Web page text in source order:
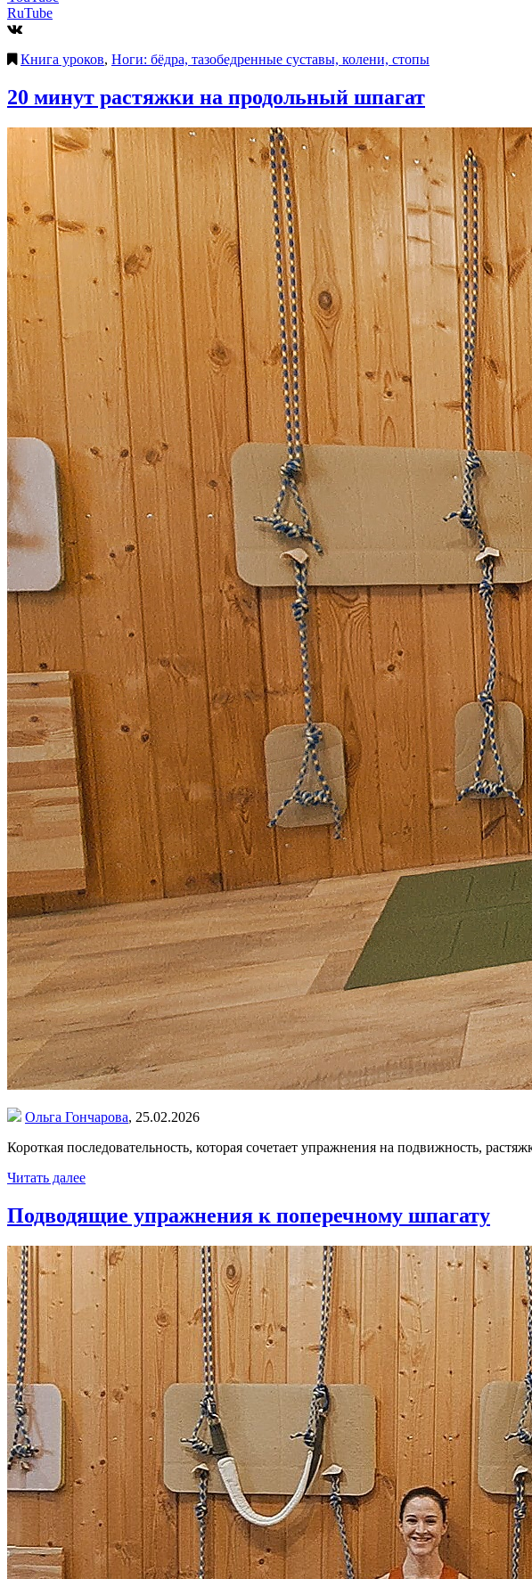
RuTube
Книга уроков, Ноги: бёдра, тазобедренные суставы, колени, стопы
20 минут растяжки на продольный шпагат
Ольга Гончарова, 25.02.2026
Короткая последовательность, которая сочетает упражнения на подвижность,
Читать далее
Подводящие упражнения к поперечному шпагату